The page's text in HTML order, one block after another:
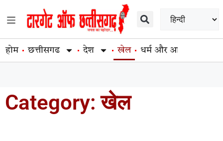
होम छत्तीसगढ देश खेल धर्म और आस्था
Category: खेल